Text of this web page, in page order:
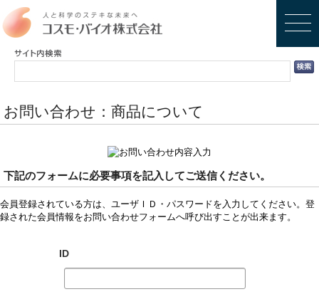
お問い合わせ：商品について
下記のフォームに必要事項を記入してご送信ください。
会員登録されている方は、ユーザＩＤ・パスワードを入力してください。登
録された会員情報をお問い合わせフォームへ呼び出すことが出来ます。
ID